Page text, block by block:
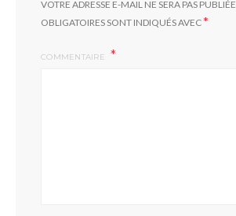
VOTRE ADRESSE E-MAIL NE SERA PAS PUBLIÉE.
OBLIGATOIRES SONT INDIQUÉS AVEC*
COMMENTAIRE